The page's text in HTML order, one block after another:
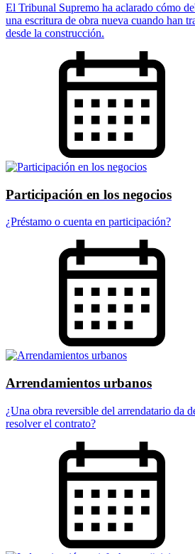
El Tribunal Supremo ha aclarado cómo
una escritura de obra nueva cuando han
desde la construcción.
Participación en los negocios
¿Préstamo o cuenta en participación?
Arrendamientos urbanos
¿Una obra reversible del arrendatario da
resolver el contrato?